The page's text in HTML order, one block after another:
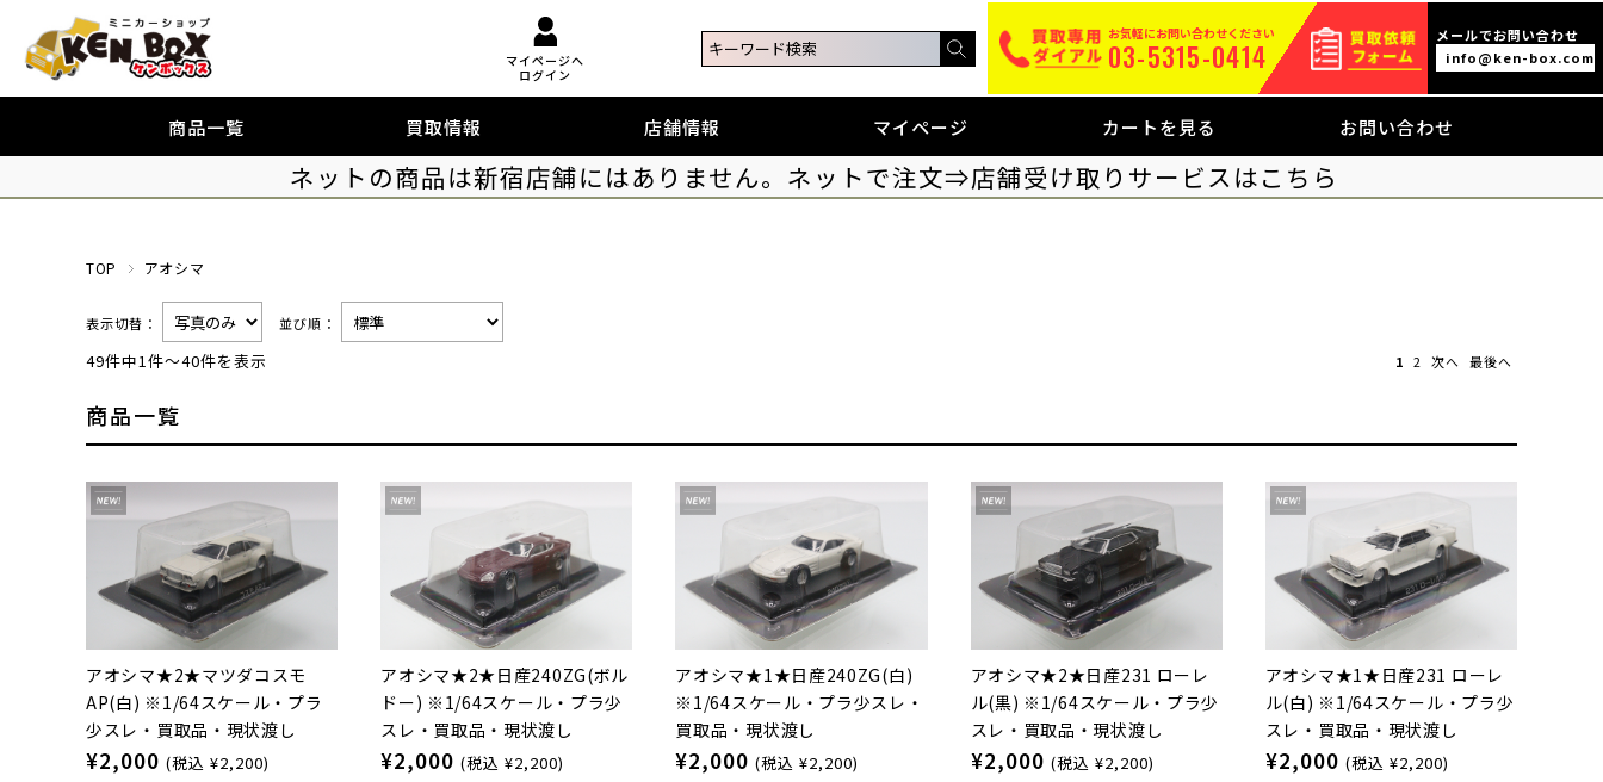
マイページへ
ログイン
お気軽にお問い合わせください
03-5315-0414
メールでお問い合わせ
info@ken-box.com
商品一覧 買取情報 店舗情報 マイページ カートを見る お問い合わせ
ネットの商品は新宿店舗にはありません。ネットで注文⇒店舗受け取りサービスはこちら
TOP アオシマ
表示切替： 並び順：
49件中1件～40件を表示 1 2 次へ 最後へ
商品一覧
アオシマ★2★マツダコスモ
AP(白) ※1/64スケール・プラ
少スレ・買取品・現状渡し
¥2,000 (税込 ¥2,200)
アオシマ★2★日産240ZG(ボル
ドー) ※1/64スケール・プラ少
スレ・買取品・現状渡し
¥2,000 (税込 ¥2,200)
アオシマ★1★日産240ZG(白)
※1/64スケール・プラ少スレ・
買取品・現状渡し
¥2,000 (税込 ¥2,200)
アオシマ★2★日産231 ローレ
ル(黒) ※1/64スケール・プラ少
スレ・買取品・現状渡し
¥2,000 (税込 ¥2,200)
アオシマ★1★日産231 ローレ
ル(白) ※1/64スケール・プラ少
スレ・買取品・現状渡し
¥2,000 (税込 ¥2,200)